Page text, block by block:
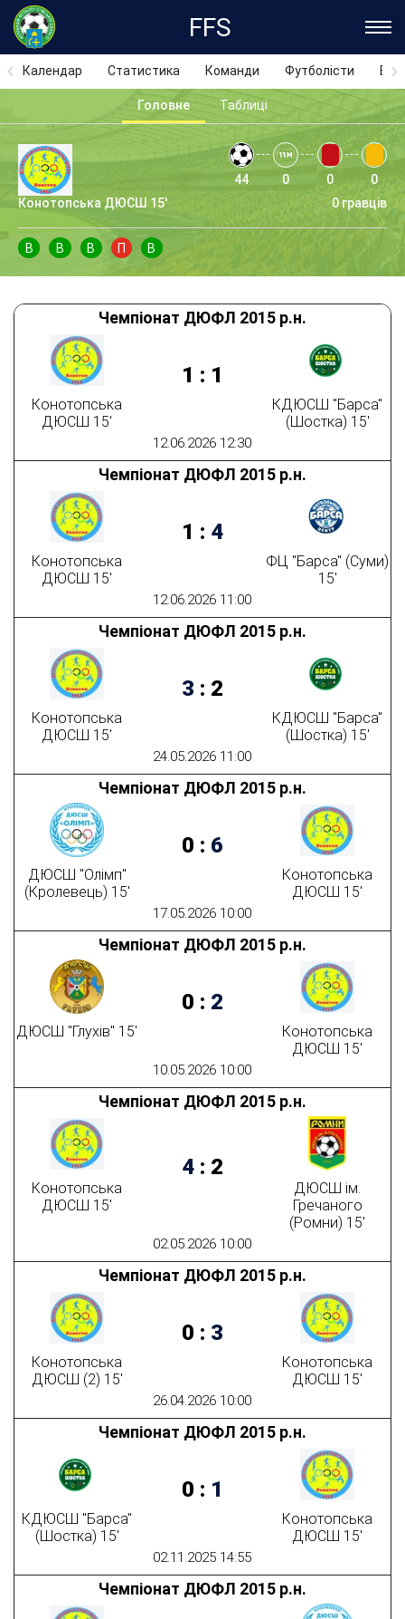
FFS
Календар Статистика Команди Футболісти
Головне Таблиці
Конотопська ДЮСШ 15' 0 гравців
В В В П В
44 0 0 0
12.06.2026 12:30
Чемпіонат ДЮФЛ 2015 р.н.
Конотопська
ДЮСШ 15'
1 : 1
КДЮСШ "Барса"
(Шостка) 15'
12.06.2026 11:00
Чемпіонат ДЮФЛ 2015 р.н.
Конотопська
ДЮСШ 15'
1 : 4
ФЦ "Барса" (Суми)
15'
24.05.2026 11:00
Чемпіонат ДЮФЛ 2015 р.н.
Конотопська
ДЮСШ 15'
3 : 2
КДЮСШ "Барса"
(Шостка) 15'
17.05.2026 10:00
Чемпіонат ДЮФЛ 2015 р.н.
ДЮСШ "Олімп"
(Кролевець) 15'
0 : 6
Конотопська
ДЮСШ 15'
10.05.2026 10:00
Чемпіонат ДЮФЛ 2015 р.н.
ДЮСШ "Глухів" 15'
0 : 2
Конотопська
ДЮСШ 15'
02.05.2026 10:00
Чемпіонат ДЮФЛ 2015 р.н.
Конотопська
ДЮСШ 15'
4: 2
ДЮСШ ім.
Гречаного
(Ромни) 15'
26.04.2026 10:00
Чемпіонат ДЮФЛ 2015 р.н.
Конотопська
ДЮСШ (2) 15'
0 : 3
Конотопська
ДЮСШ 15'
02.11.2025 14:55
Чемпіонат ДЮФЛ 2015 р.н.
КДЮСШ "Барса"
(Шостка) 15'
0 : 1
Конотопська
ДЮСШ 15'
Чемпіонат ДЮФЛ 2015 р.н.